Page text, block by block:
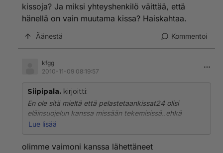
kissoja? Ja miksi yhteyshenkilö väittää, että
hänellä on vain muutama kissa? Haiskahtaa.
Äänestä Kommentoi
kfgg
2010-11-09 08:19:57
Siipipala. kirjoitti:
En ole sitä mieltä että pelastetaankissat24 olisi
eläinsuojelun kanssa missään tekemisissä..ehkä
toisena puolena, pahimmillaan pentutehtaana.
Tiedän oman yhteydenottoni lisäksi pari muuta
Lue lisää
olimme vaimoni kanssa lähettäneet